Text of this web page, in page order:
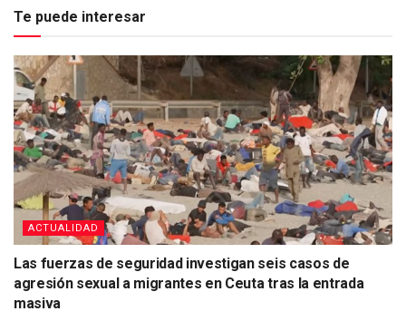
Te puede interesar
ACTUALIDAD
Las fuerzas de seguridad investigan seis casos de
agresión sexual a migrantes en Ceuta tras la entrada
masiva